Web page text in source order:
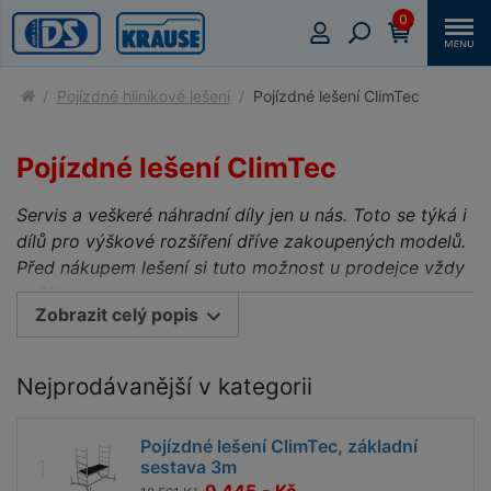
0
Pojízdné hliníkové lešení Pojízdné lešení ClimTec
Pojízdné lešení ClimTec
Servis a veškeré náhradní díly jen u nás. Toto se týká i
dílů pro výškové rozšíření dříve zakoupených modelů.
Před nákupem lešení si tuto možnost u prodejce vždy
ověřte.
ClimTec ® System - certifikované hliníkové pracovní
v interiéru i exteriéru
Certifikace TÜV, zatížitelnost 200 kg/m² dle
ČSN EN 1004 -1,což při rozměru podlážky 1,50
x 0,60 m představuje maximální přípustné
Zobrazit celý popis
Nejprodávanější v kategorii
Pojízdné lešení ClimTec, základní
sestava 3m